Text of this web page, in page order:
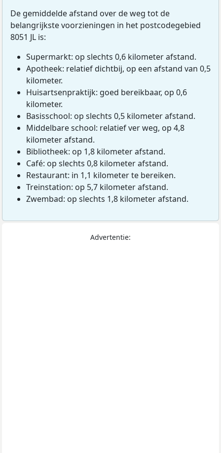
De gemiddelde afstand over de weg tot de
belangrijkste voorzieningen in het postcodegebied
8051 JL is:
Supermarkt: op slechts 0,6 kilometer afstand.
Apotheek: relatief dichtbij, op een afstand van 0,5
kilometer.
Huisartsenpraktijk: goed bereikbaar, op 0,6
kilometer.
Basisschool: op slechts 0,5 kilometer afstand.
Middelbare school: relatief ver weg, op 4,8
kilometer afstand.
Bibliotheek: op 1,8 kilometer afstand.
Café: op slechts 0,8 kilometer afstand.
Restaurant: in 1,1 kilometer te bereiken.
Treinstation: op 5,7 kilometer afstand.
Zwembad: op slechts 1,8 kilometer afstand.
Advertentie: